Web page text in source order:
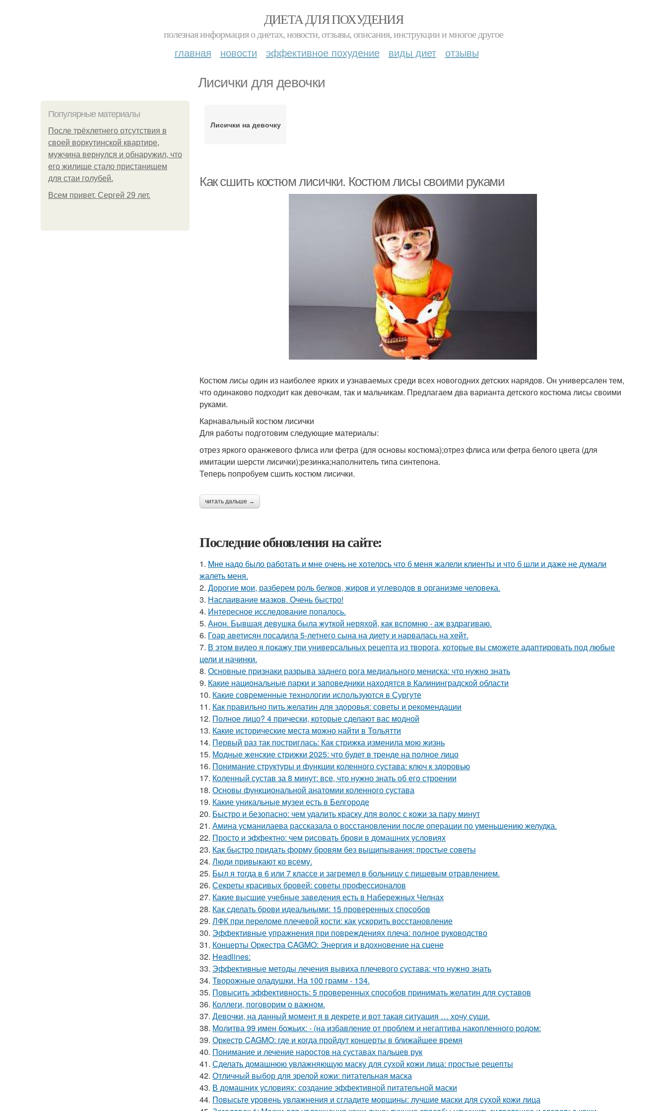
ДИЕТА ДЛЯ ПОХУДЕНИЯ
полезная информация о диетах, новости, отзывы, описания, инструкции и многое другое
главная новости эффективное похудение виды диет отзывы
Лисички для девочки
Популярные материалы
После трёхлетнего отсутствия в
своей воркутинской квартире,
мужчина вернулся и обнаружил, что
его жилище стало пристанищем
для стаи голубей.
Всем привет. Сергей 29 лет.
Лисички на девочку
Как сшить костюм лисички. Костюм лисы своими руками
Костюм лисы один из наиболее ярких и узнаваемых среди всех новогодних детских нарядов. Он универсален тем,
что одинаково подходит как девочкам, так и мальчикам. Предлагаем два варианта детского костюма лисы своими
руками.
Карнавальный костюм лисички
Для работы подготовим следующие материалы:
отрез яркого оранжевого флиса или фетра (для основы костюма);отрез флиса или фетра белого цвета (для
имитации шерсти лисички);резинка;наполнитель типа синтепона.
Теперь попробуем сшить костюм лисички.
читать дальше →
Последние обновления на сайте:
1. Мне надо было работать и мне очень не хотелось что б меня жалели клиенты и что б шли и даже не думали
жалеть меня.
2. Дорогие мои, разберем роль белков, жиров и углеводов в организме человека.
3. Наслаивание мазков. Очень быстро!
4. Интересное исследование попалось.
5. Анон. Бывшая девушка была жуткой неряхой, как вспомню - аж вздрагиваю.
6. Гоар аветисян посадила 5-летнего сына на диету и нарвалась на хейт.
7. В этом видео я покажу три универсальных рецепта из творога, которые вы сможете адаптировать под любые
цели и начинки.
8. Основные признаки разрыва заднего рога медиального мениска: что нужно знать
9. Какие национальные парки и заповедники находятся в Калининградской области
10. Какие современные технологии используются в Сургуте
11. Как правильно пить желатин для здоровья: советы и рекомендации
12. Полное лицо? 4 прически, которые сделают вас модной
13. Какие исторические места можно найти в Тольятти
14. Первый раз так постриглась: Как стрижка изменила мою жизнь
15. Модные женские стрижки 2025: что будет в тренде на полное лицо
16. Понимание структуры и функции коленного сустава: ключ к здоровью
17. Коленный сустав за 8 минут: все, что нужно знать об его строении
18. Основы функциональной анатомии коленного сустава
19. Какие уникальные музеи есть в Белгороде
20. Быстро и безопасно: чем удалить краску для волос с кожи за пару минут
21. Амина усманилаева рассказала о восстановлении после операции по уменьшению желудка.
22. Просто и эффектно: чем рисовать брови в домашних условиях
23. Как быстро придать форму бровям без выщипывания: простые советы
24. Люди привыкают ко всему.
25. Был я тогда в 6 или 7 классе и загремел в больницу с пищевым отравлением.
26. Секреты красивых бровей: советы профессионалов
27. Какие высшие учебные заведения есть в Набережных Челнах
28. Как сделать брови идеальными: 15 проверенных способов
29. ЛФК при переломе плечевой кости: как ускорить восстановление
30. Эффективные упражнения при повреждениях плеча: полное руководство
31. Концерты Оркестра CAGMO: Энергия и вдохновение на сцене
32. Headlines:
33. Эффективные методы лечения вывиха плечевого сустава: что нужно знать
34. Творожные оладушки. На 100 грамм - 134.
35. Повысить эффективность: 5 проверенных способов принимать желатин для суставов
36. Коллеги, поговорим о важном.
37. Девочки, на данный момент я в декрете и вот такая ситуация … хочу суши.
38. Молитва 99 имен божьих: - (на избавление от проблем и негаптива накопленного родом:
39. Оркестр CAGMO: где и когда пройдут концерты в ближайшее время
40. Понимание и лечение наростов на суставах пальцев рук
41. Сделать домашнюю увлажняющую маску для сухой кожи лица: простые рецепты
42. Отличный выбор для зрелой кожи: питательная маска
43. В домашних условиях: создание эффективной питательной маски
44. Повысьте уровень увлажнения и сгладите морщины: лучшие маски для сухой кожи лица